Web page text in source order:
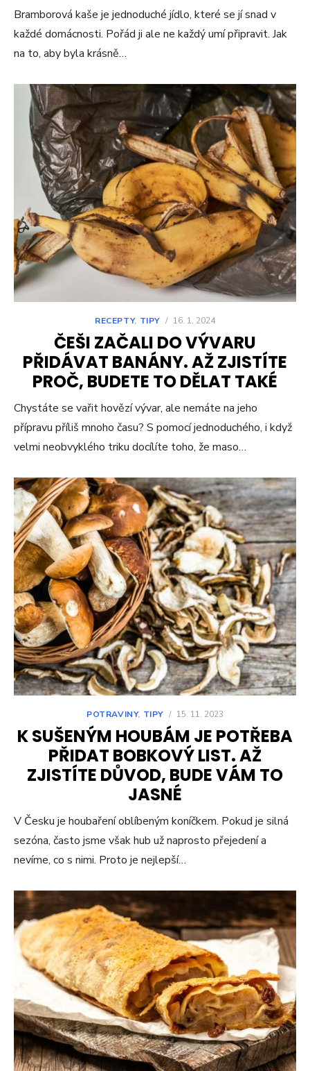
Bramborová kaše je jednoduché jídlo, které se jí snad v
každé domácnosti. Pořád ji ale ne každý umí připravit. Jak
na to, aby byla krásně…
RECEPTY, TIPY / 16. 1. 2024
ČEŠI ZAČALI DO VÝVARU
PŘIDÁVAT BANÁNY. AŽ ZJISTÍTE
PROČ, BUDETE TO DĚLAT TAKÉ
Chystáte se vařit hovězí vývar, ale nemáte na jeho
přípravu příliš mnoho času? S pomocí jednoduchého, i když
velmi neobvyklého triku docílíte toho, že maso…
POTRAVINY, TIPY / 15. 11. 2023
K SUŠENÝM HOUBÁM JE POTŘEBA
PŘIDAT BOBKOVÝ LIST. AŽ
ZJISTÍTE DŮVOD, BUDE VÁM TO
JASNÉ
V Česku je houbaření oblíbeným koníčkem. Pokud je silná
sezóna, často jsme však hub už naprosto přejedení a
nevíme, co s nimi. Proto je nejlepší…